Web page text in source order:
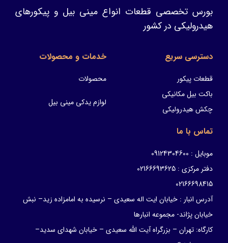
بورس تخصصی قطعات انواع مینی بیل و پیکورهای
هیدرولیکی در کشور
دسترسی سریع
قطعات پیکور
باکت بیل مکانیکی
چکش هیدرولیکی
خدمات و محصولات
محصولات
لوازم یدکی مینی بیل
تماس با ما
موبایل : 09124304600
دفتر مرکزی : 02166693625
02166698415
آدرس انبار : خیابان ایت اله سعیدی – نرسیده به امامزاده زید– نبش
خیابان پژاند- مجموعه انبارها
کارگاه: تهران – بزرگراه آیت الله سعیدی – خیابان شهدای سدید–